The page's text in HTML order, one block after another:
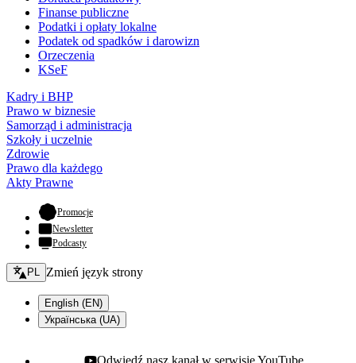
Finanse publiczne
Podatki i opłaty lokalne
Podatek od spadków i darowizn
Orzeczenia
KSeF
Kadry i BHP
Prawo w biznesie
Samorząd i administracja
Szkoły i uczelnie
Zdrowie
Prawo dla każdego
Akty Prawne
Promocje- otwiera się w nowej karcie
Newsletter
Podcasty
Zmień język - bieżący:
PL Zmień język strony
English (EN)
Українська (UA)